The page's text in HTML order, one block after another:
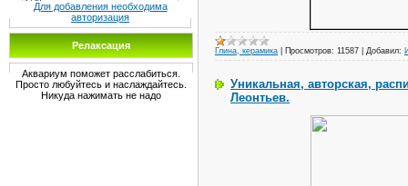
Для добавления необходима
авторизация
Релаксация
Аквариум поможет расслабиться.
Просто любуйтесь и наслаждайтесь.
Никуда нажимать не надо
Глина, керамика Просмотров: 11587 Добавил:
Уникальная, авторская,
Леонтьев.